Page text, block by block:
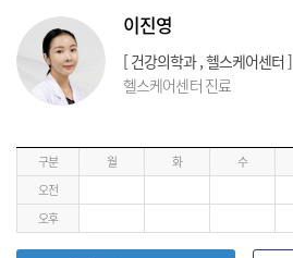
이진영
[ 건강의학과 , 헬스케어센터 ]
헬스케어센터 진료
구분 월 화 수
오전
오후